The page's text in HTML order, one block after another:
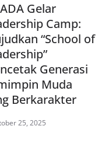
Gelar
Camp:
“School of
Generasi
Muda
Berkarakter
25, 2025